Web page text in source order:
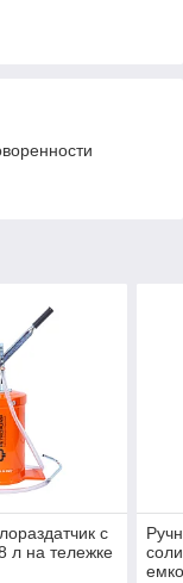
с
л на тележке